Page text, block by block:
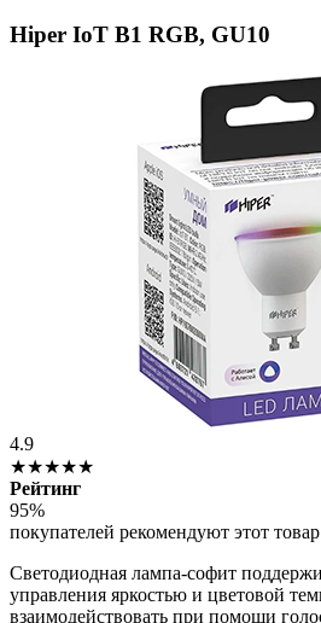
Hiper IoT B1 RGB, GU10
4.9
★★★★★
Рейтинг
95%
покупателей рекомендуют этот товар
Светодиодная лампа-софит
управления яркостью и цветовой
взаимодействовать при помощи